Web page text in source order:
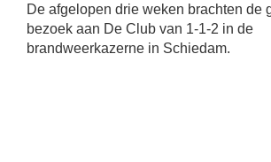
De afgelopen drie weken brachten de
bezoek aan De Club van 1-1-2 in de
brandweerkazerne in Schiedam.